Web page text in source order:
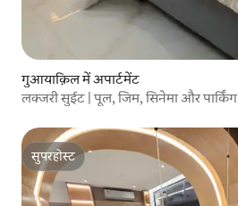
गुआयाक़िल में अपार्टमेंट
लक्जरी सुईट | पूल, जिम, सिनेमा और पार्किंग
सुपरहोस्ट
सुपरहोस्ट